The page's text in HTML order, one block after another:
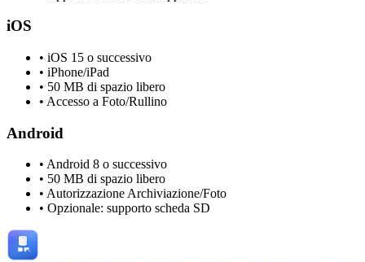
iOS
• iOS 15 o successivo
• iPhone/iPad
• 50 MB di spazio libero
• Accesso a Foto/Rullino
Android
• Android 8 o successivo
• 50 MB di spazio libero
• Autorizzazione Archiviazione/Foto
• Opzionale: supporto scheda SD